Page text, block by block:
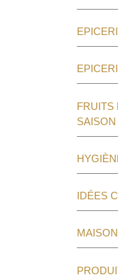
FRUITS
SAISON
IDÉES
MAISON